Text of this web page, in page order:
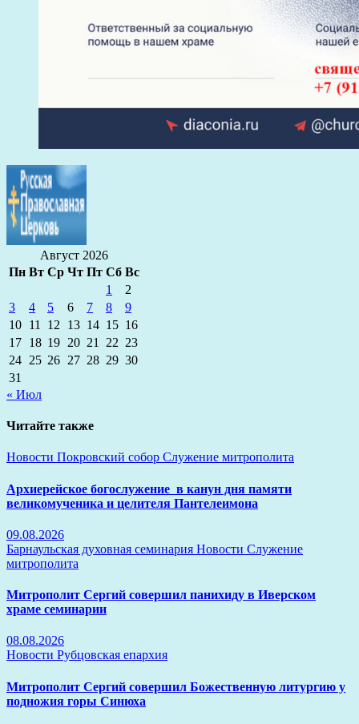
Август 2026
Пн Вт Ср Чт Пт Сб Вс
1
2
3
4 5 6 7 8
9
10 11 12 13 14 15 16
17 18 19 20 21 22 23
24 25 26 27 28 29 30
31
« Июл
Читайте также
Новости Покровский собор Служение митрополита
Архиерейское богослужение в канун дня памяти
великомученика и целителя Пантелеимона
09.08.2026
Барнаульская духовная семинария Новости Служение
митрополита
Митрополит Сергий совершил панихиду в Иверском
храме семинарии
08.08.2026
Новости Рубцовская епархия
Митрополит Сергий совершил Божественную литургию у
подножия горы Синюха